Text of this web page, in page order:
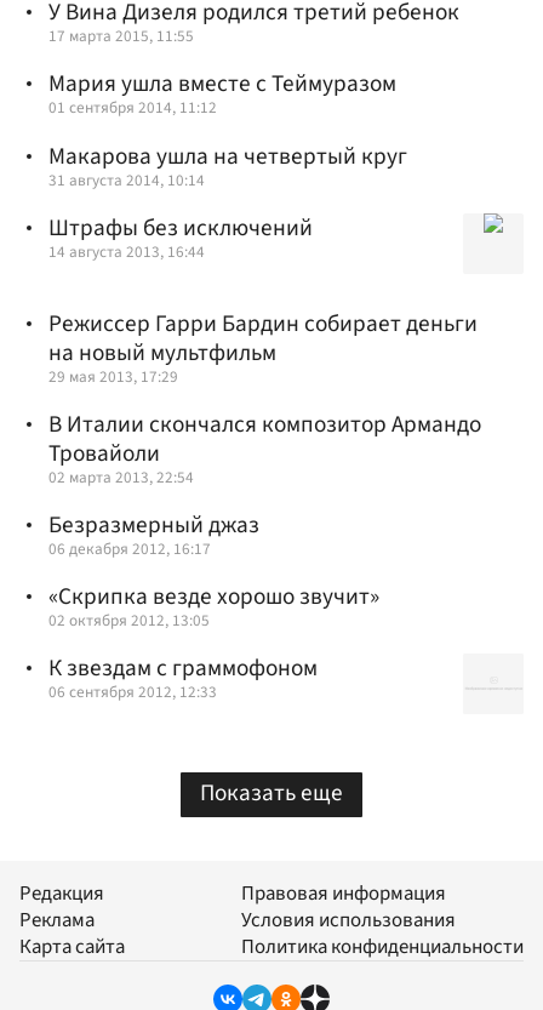
У Вина Дизеля родился третий ребенок
17 марта 2015, 11:55
Мария ушла вместе с Теймуразом
01 сентября 2014, 11:12
Макарова ушла на четвертый круг
31 августа 2014, 10:14
Штрафы без исключений
14 августа 2013, 16:44
Режиссер Гарри Бардин собирает деньги
на новый мультфильм
29 мая 2013, 17:29
В Италии скончался композитор Армандо
Тровайоли
02 марта 2013, 22:54
Безразмерный джаз
06 декабря 2012, 16:17
«Скрипка везде хорошо звучит»
02 октября 2012, 13:05
К звездам с граммофоном
06 сентября 2012, 12:33
Показать еще
Редакция
Реклама
Карта сайта
Правовая информация
Условия использования
Политика конфиденциальности